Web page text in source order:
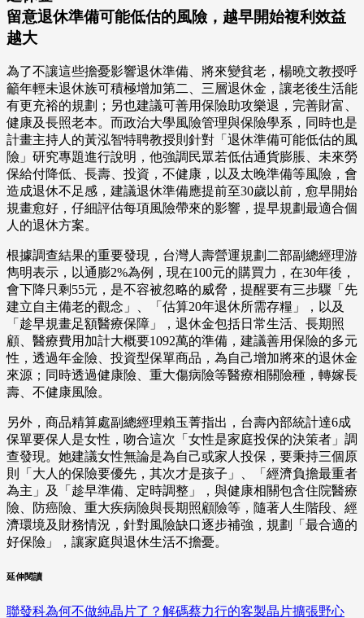
留意退休準備可能低估的風險，越早開始複利效益
越大
為了不讓這些擔憂影響退休準備、將來變貧老，楊曉文教授呼
籲年輕未退休族可積極增加第二、三層退休金，讓老後生活能
有更充裕的規劃；另也建議可善用保險助攻樂退，完善財富、
健康及長照老本。而政治大學風險管理與保險學系，同時也是
計畫主持人的黃泓智特聘教授則針對「退休準備可能低估的風
險」研究專題進行說明，他強調民眾若低估通貨膨脹、未來勞
保給付降低、長壽、投資，不健康，以及太晚準備等風險，會
造成退休不足感，建議退休準備應提前至30歲以前，愈早開始
規畫愈好，仔細評估每項風險帶來的影響，提早規劃最適合個
人的退休方案。
根據調查結果的重要發現，台灣人壽營運規劃二部副總經理游
雋明表示，以通膨2%為例，現在100元的購買力，在30年後，
會下降只剩55元，是不容被忽略的威脅，提醒要有三步驟「先
建立自主備老的觀念」、「估算20年退休所需存糧」，以及
「趁早規畫足額醫療保障」，退休金包括日常生活、長期照
顧、醫療費用加計大概要1092萬的準備，建議善用保險的多元
性，透過年金險、投資型保單商品，為自己增加將來的退休金
來源；同時透過健康險、重大傷病險等醫療相關險種，轉嫁長
壽、不健康風險。
另外，商品精算處副總經理賴玉菁指出，台壽內部統計達6成
保單要保人是女性，吻合這次「女性是家庭投保的決策者」調
查發現。她建議女性無論是為自己或家人投保，要秉持三個原
則「大人的保險要優先，其次才是孩子」、「經濟負擔最重者
為主」及「趁早準備、定時調整」，與健康相關包含住院醫療
險、防癌險、重大疾病險與長期照顧險等，隨著人生階段、經
濟環境及財務情況，針對風險缺口逐步補強，規劃「最合適的
好保險」，讓家庭與退休生活不擔憂。
延伸閱讀
聯發科為何不做純晶片了？解碼蔡力行的客製晶片擴張野心